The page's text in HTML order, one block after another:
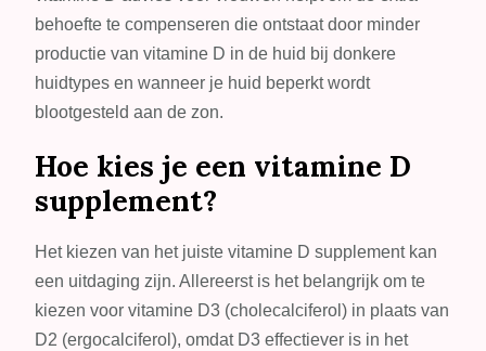
behoefte te compenseren die ontstaat door minder
productie van vitamine D in de huid bij donkere
huidtypes en wanneer je huid beperkt wordt
blootgesteld aan de zon.
Hoe kies je een vitamine D
supplement?
Het kiezen van het juiste vitamine D supplement kan
een uitdaging zijn. Allereerst is het belangrijk om te
kiezen voor vitamine D3 (cholecalciferol) in plaats van
D2 (ergocalciferol), omdat D3 effectiever is in het